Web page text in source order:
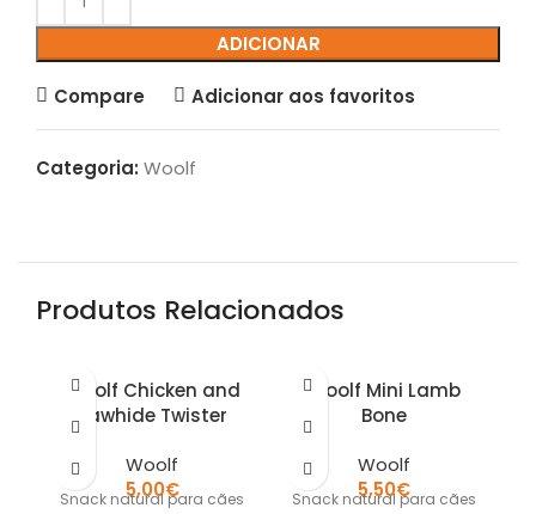
ADICIONAR
Compare Adicionar aos favoritos
Categoria: Woolf
Produtos Relacionados
Woolf Chicken and
Rawhide Twister
Woolf
5,00€
Snack natural para cães
Woolf Mini Lamb
Bone
Woolf
5,50€
Snack natural para cães